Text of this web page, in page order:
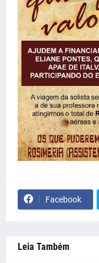
Facebook
Leia Também